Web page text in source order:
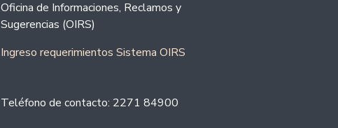
Oficina de Informaciones, Reclamos y
Sugerencias (OIRS)
Ingreso requerimientos Sistema OIRS
Teléfono de contacto: 2271 84900